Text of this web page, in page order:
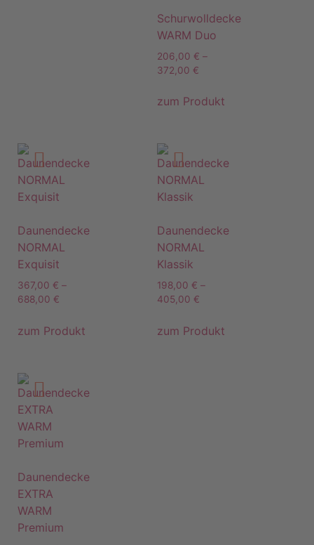
Schurwolldecke
WARM Duo
206,00 € –
372,00 €
zum Produkt
Daunendecke
NORMAL
Exquisit
367,00 € –
688,00 €
zum Produkt
Daunendecke
NORMAL
Klassik
198,00 € –
405,00 €
zum Produkt
Daunendecke
EXTRA
WARM
Premium